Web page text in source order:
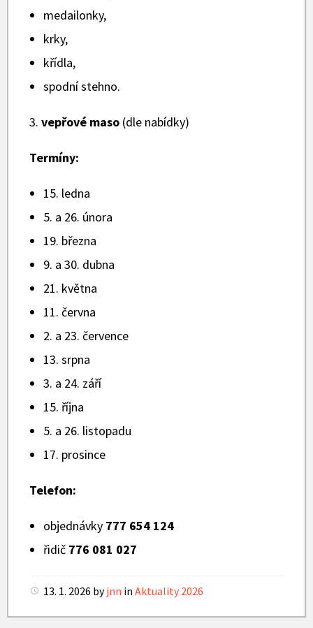
medailonky,
krky,
křídla,
spodní stehno.
3. vepřové maso (dle nabídky)
Termíny:
15. ledna
5. a 26. února
19. března
9. a 30. dubna
21. května
11. června
2. a 23. července
13. srpna
3. a 24. září
15. října
5. a 26. listopadu
17. prosince
Telefon:
objednávky 777 654 124
řidič 776 081 027
13. 1. 2026 by jnn in Aktuality 2026